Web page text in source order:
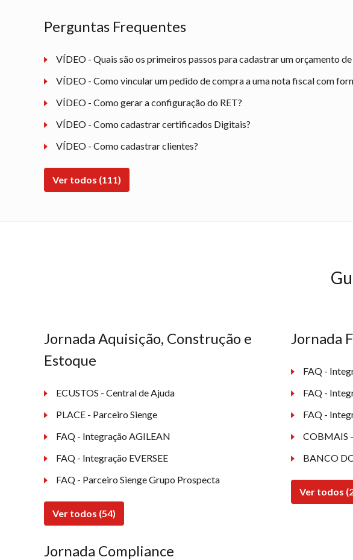
Perguntas Frequentes
VÍDEO - Quais são os primeiros passos para cadastrar um orçamento
VÍDEO - Como vincular um pedido de compra a uma nota fiscal com
VÍDEO - Como gerar a configuração do RET?
VÍDEO - Como cadastrar certificados Digitais?
VÍDEO - Como cadastrar clientes?
Ver todos (111)
Jornada Aquisição, Construção e
Estoque
ECUSTOS - Central de Ajuda
PLACE - Parceiro Sienge
FAQ - Integração AGILEAN
FAQ - Integração EVERSEE
FAQ - Parceiro Sienge Grupo Prospecta
Ver todos (54)
Jornada
FAQ -
FAQ -
FAQ -
COBMAIS
BANCO
Ver todos
Jornada Compliance